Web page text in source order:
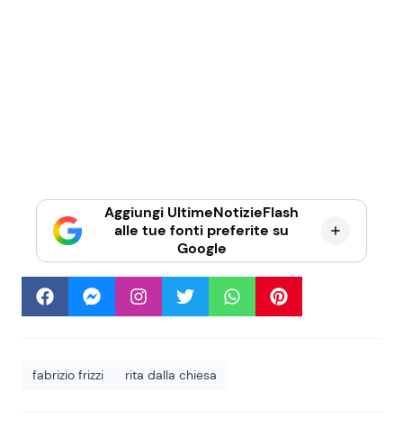
Aggiungi UltimeNotizieFlash
alle tue fonti preferite su
Google
fabrizio frizzi rita dalla chiesa